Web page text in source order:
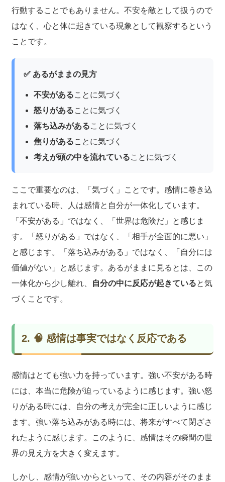
行動することでもありません。不安を敵として扱うので
はなく、心と体に起きている現象として観察するという
ことです。
✅ あるがままの見方
不安があることに気づく
怒りがあることに気づく
落ち込みがあることに気づく
焦りがあることに気づく
考えが頭の中を流れていることに気づく
ここで重要なのは、「気づく」ことです。感情に巻き込
まれている時、人は感情と自分が一体化しています。
「不安がある」ではなく、「世界は危険だ」と感じま
す。「怒りがある」ではなく、「相手が全面的に悪い」
と感じます。「落ち込みがある」ではなく、「自分には
価値がない」と感じます。あるがままに見るとは、この
一体化から少し離れ、
自分の中に反応が起きていると気
づくことです。
2. 🧠 感情は事実ではなく反応である
感情はとても強い力を持っています。強い不安がある時
には、本当に危険が迫っているように感じます。強い怒
りがある時には、自分の考えが完全に正しいように感じ
ます。強い落ち込みがある時には、将来がすべて閉ざさ
れたように感じます。このように、感情はその瞬間の世
界の見え方を大きく変えます。
しかし、感情が強いからといって、その内容がそのまま